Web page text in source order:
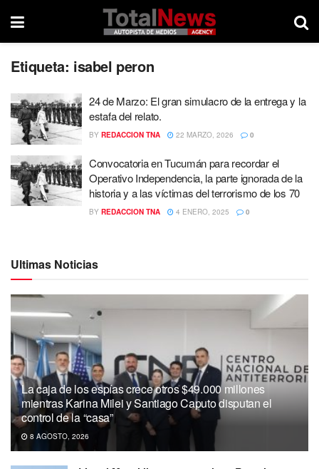
Etiqueta: isabel peron
24 de Marzo: El gran simulacro de la entrega y la
estafa del relato.
BY REDACCION TNA 22 MARZO, 2026 0
Convocatoria en Tucumán para recordar el
Operativo Independencia, la parte ignorada de la
historia y a las víctimas del terrorismo de los 70
BY REDACCION TNA 4 ENERO, 2025 0
Ultimas Noticias
La caja de los espías crece otros $49.000 millones
mientras Karina Milei y Santiago Caputo disputan el
control de la “casa”
8 AGOSTO, 2026